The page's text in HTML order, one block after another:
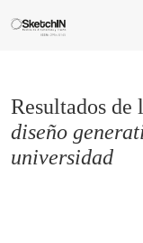
Resultados de
diseño
universidad